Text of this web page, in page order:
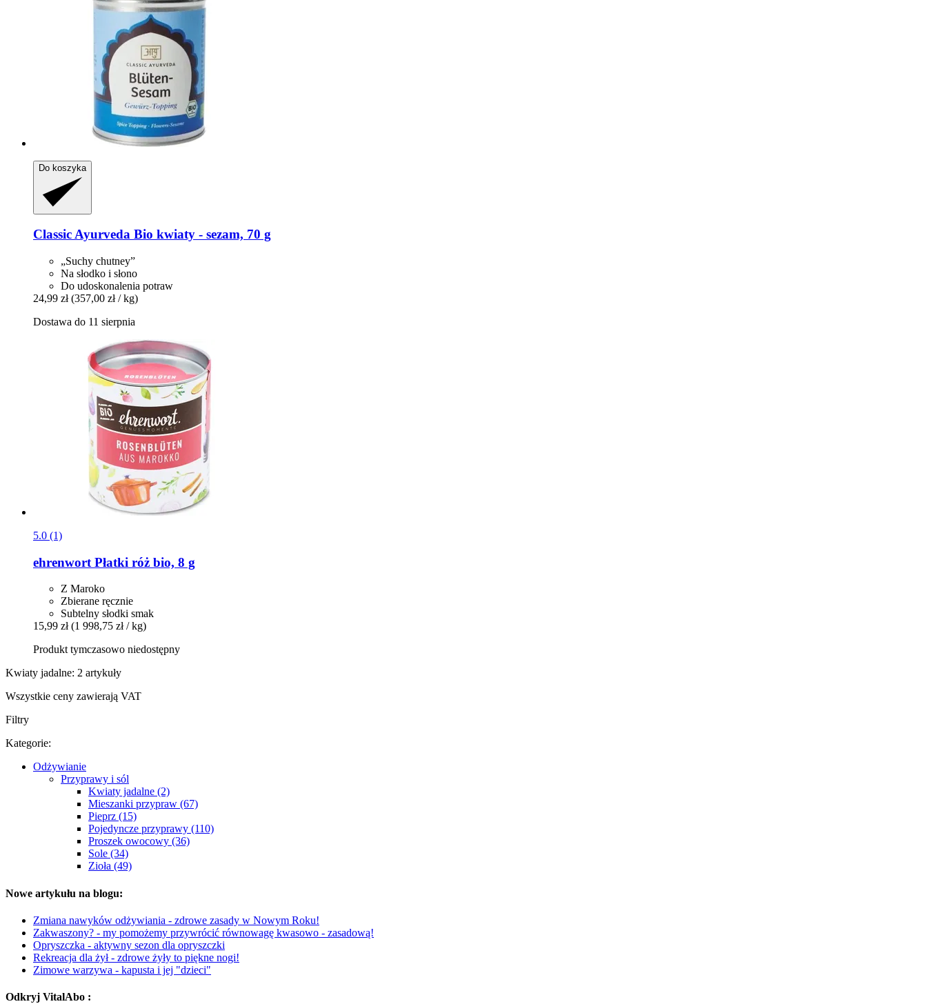
Do koszyka
Classic Ayurveda Bio kwiaty -​ sezam, 70 g
„Suchy chutney”
Na słodko i słono
Do udoskonalenia potraw
24,99 zł (357,00 zł / kg)
Dostawa do 11 sierpnia
5.0 (1)
ehrenwort Płatki róż bio, 8 g
Z Maroko
Zbierane ręcznie
Subtelny słodki smak
15,99 zł (1 998,75 zł / kg)
Produkt tymczasowo niedostępny
Kwiaty jadalne: 2 artykuły
Wszystkie ceny zawierają VAT
Filtry
Kategorie:
Odżywianie
Przyprawy i sól
Kwiaty jadalne (2)
Mieszanki przypraw (67)
Pieprz (15)
Pojedyncze przyprawy (110)
Proszek owocowy (36)
Sole (34)
Zioła (49)
Nowe artykułu na blogu:
Zmiana nawyków odżywiania - zdrowe zasady w Nowym Roku!
Zakwaszony? - my pomożemy przywrócić równowagę kwasowo - zasadową!
Opryszczka - aktywny sezon dla opryszczki
Rekreacja dla żył - zdrowe żyły to piękne nogi!
Zimowe warzywa - kapusta i jej "dzieci"
Odkryj VitalAbo :